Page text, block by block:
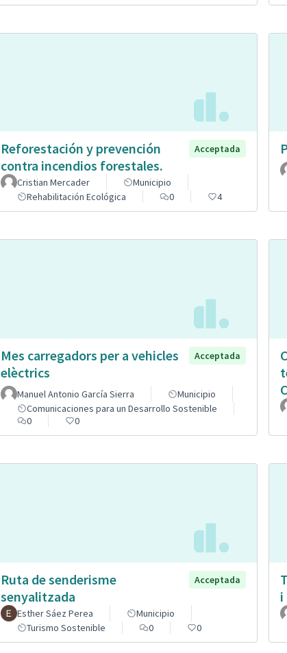
Reforestación y prevención
contra incendios forestales.
Acceptada
Cristian Mercader
Municipio
Rehabilitación Ecológica
0 4
Mes carregadors per a vehicles
elèctrics
Acceptada
Manuel Antonio García Sierra
Municipio
Comunicaciones para un Desarrollo Sostenible
0
0
Ruta de senderisme
senyalitzada
Acceptada
Esther Sáez Perea
Municipio
Turismo Sostenible
0 0
i